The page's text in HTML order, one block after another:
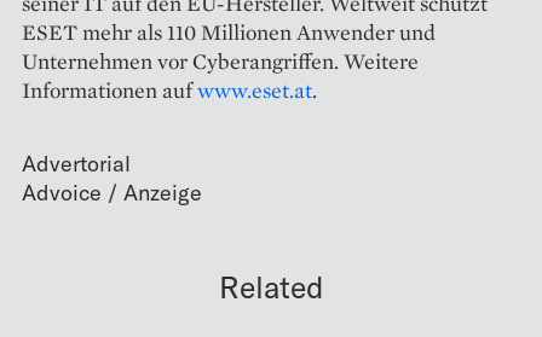
ESET mehr als 110 Millionen Anwender und
Unternehmen vor Cyberangriffen. Weitere
Informationen aufwww.eset.at.
Advertorial
Related